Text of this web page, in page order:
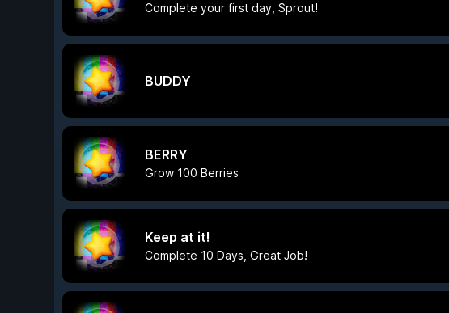
Complete your first day, Sprout!
BUDDY
BERRY
Grow 100 Berries
Keep at it!
Complete 10 Days, Great Job!